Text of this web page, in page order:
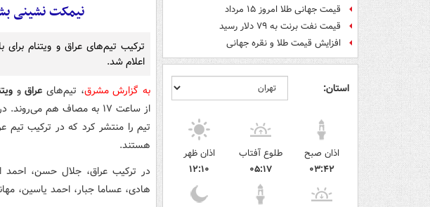
قیمت جهانی طلا امروز ۱۵ مرداد
قیمت نفت برنت به ۷۹ دلار رسید
افزایش قیمت طلا و نقره جهانی
استان:
اذان صبح
۰۳:۴۲
طلوع آفتاب
۰۵:۱۷
اذان ظهر
۱۲:۱۰
نیمکت نشینی
ترکیب تیم‌های عراق و ویتنام برای
اعلام شد.
به گزارش مشرق، تیم‌های عراقو
تیم را منتشر کرد که در ترکیب تیم
هستند.
در ترکیب عراق، جلال حسن، احمد
هادی، عساما جبار، احمد یاسین،